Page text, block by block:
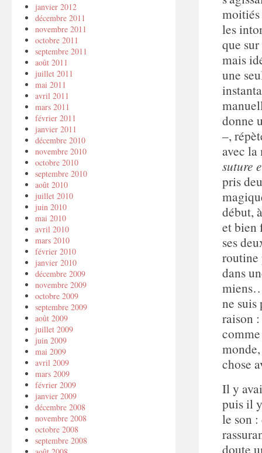
janvier 2012
décembre 2011
novembre 2011
octobre 2011
septembre 2011
août 2011
juillet 2011
mai 2011
avril 2011
mars 2011
février 2011
janvier 2011
décembre 2010
novembre 2010
octobre 2010
septembre 2010
août 2010
juillet 2010
juin 2010
mai 2010
avril 2010
mars 2010
février 2010
janvier 2010
décembre 2009
novembre 2009
octobre 2009
septembre 2009
août 2009
juillet 2009
juin 2009
mai 2009
avril 2009
mars 2009
février 2009
janvier 2009
décembre 2008
novembre 2008
octobre 2008
septembre 2008
moitiés
les
que
mais
une
donne
–,
avec
suture
pris
début,
et bien
ses
routine
dans
ne suis
raison
chose
Il y
puis il
le son :
doute